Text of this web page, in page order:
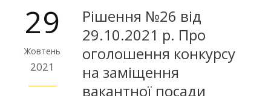
29
Жовтень
2021
Рішення №26 від
29.10.2021 р. Про
оголошення конкурсу
на заміщення
вакантної посади